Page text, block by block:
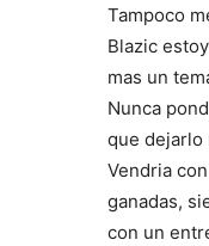
Tampoco
Blazic
mas un
Nunca
que dejarlo
Vendria
ganadas,
con un